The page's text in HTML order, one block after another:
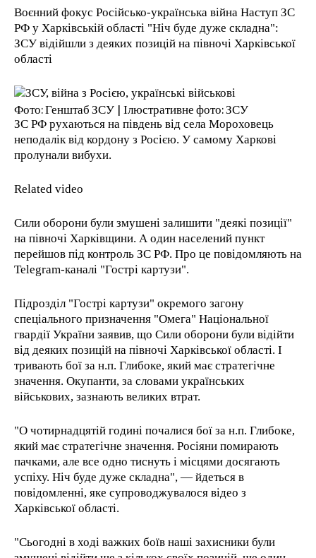
1-YEAR
/ year
1-MONTH
By agreeing to this tier, you are billed every month after
Воєнний фокус Російсько-українська війна Наступ ЗС
РФ у Харківській області "Ніч буде дуже складна":
ЗСУ відійшли з деяких позицій на півночі Харківської
області
Фото: Генштаб ЗСУ | Ілюстративне фото: ЗСУ
ЗС РФ рухаються на південь від села Мороховець
неподалік від кордону з Росією. У самому Харкові
пролунали вибухи.
Related video
Сили оборони були змушені залишити "деякі позиції"
на півночі Харківщини. А один населений пункт
перейшов під контроль ЗС РФ. Про це повідомляють на
Telegram-каналі "Гострі картузи".
Підрозділ "Гострі картузи" окремого загону
спеціального призначення "Омега" Національної
гвардії України заявив, що Сили оборони були відійти
від деяких позицій на півночі Харківської області. І
тривають бої за н.п. Глибоке, який має стратегічне
значення. Окупанти, за словами українських
військових, зазнають великих втрат.
"О чотирнадцятій годині почалися бої за н.п. Глибоке,
який має стратегічне значення. Росіяни помирають
пачками, але все одно тиснуть і місцями досягають
успіху. Ніч буде дуже складна", — йдеться в
повідомленні, яке супроводжувалося відео з
Харківської області.
"Сьогодні в ході важких боїв наші захисники були